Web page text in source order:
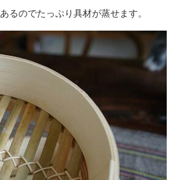
るのでたっぷり具材が蒸せます。